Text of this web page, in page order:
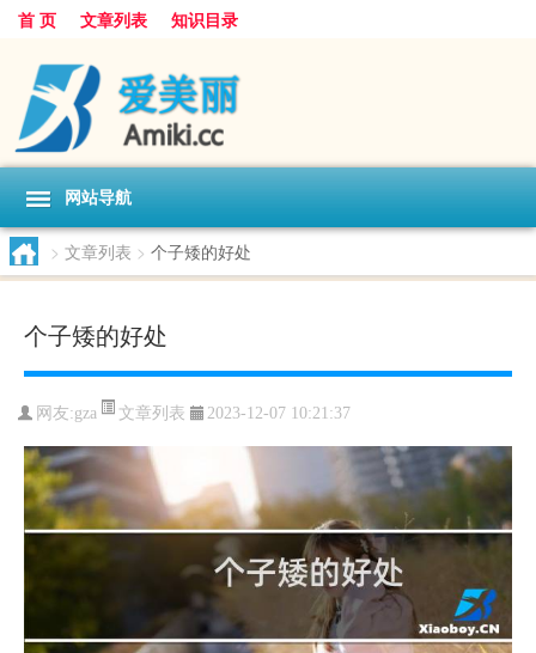
首 页 文章列表 知识目录
网站导航
> 文章列表 > 个子矮的好处
个子矮的好处
网友:gza 文章列表 2023-12-07 10:21:37